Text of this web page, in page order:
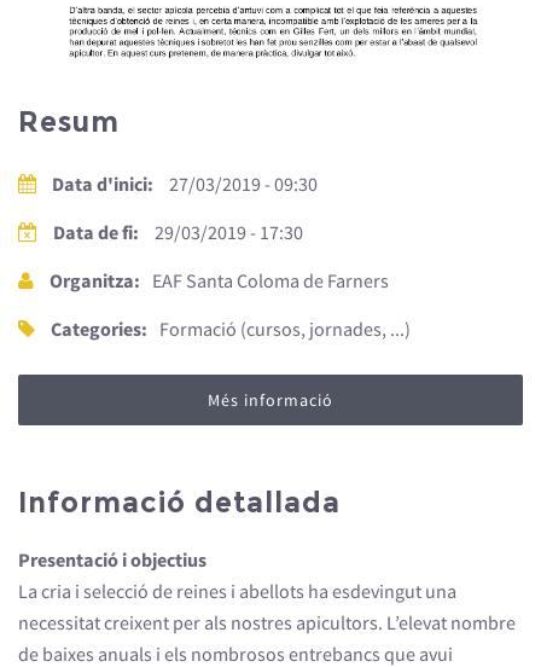
Resum
Data d'inici:
27/03/2019 - 09:30
Data de fi:
29/03/2019 - 17:30
Organitza: EAF Santa Coloma de Farners
Categories: Formació (cursos, jornades, ...)
Més informació
Informació detallada
Presentació i objectius
La cria i selecció de reines i abellots ha esdevingut una
necessitat creixent per als nostres apicultors. L’elevat nombre
de baixes anuals i els nombrosos entrebancs que avui